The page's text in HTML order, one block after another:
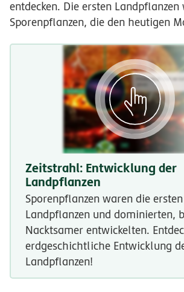
entdecken. Die ersten Landpflanzen
Sporenpflanzen, die den heutigen
Zeitstrahl: Entwicklung der
Landpflanzen
Sporenpflanzen waren die ersten
Landpflanzen und dominierten,
Nacktsamer entwickelten.
erdgeschichtliche Entwicklung
Landpflanzen!